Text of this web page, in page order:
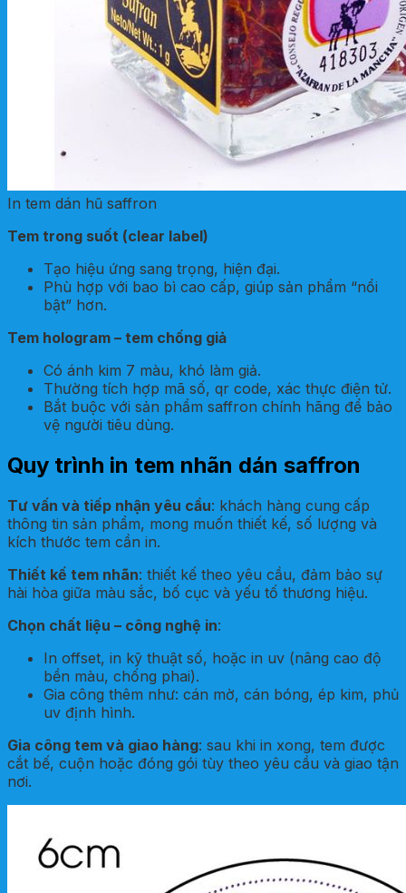
In tem dán hũ saffron
Tem trong suốt (clear label)
Tạo hiệu ứng sang trọng, hiện đại.
Phù hợp với bao bì cao cấp, giúp sản phẩm “nổi
bật” hơn.
Tem hologram – tem chống giả
Có ánh kim 7 màu, khó làm giả.
Thường tích hợp mã số, qr code, xác thực điện tử.
Bắt buộc với sản phẩm saffron chính hãng để bảo
vệ người tiêu dùng.
Quy trình in tem nhãn dán saffron
Tư vấn và tiếp nhận yêu cầu: khách hàng cung cấp
thông tin sản phẩm, mong muốn thiết kế, số lượng và
kích thước tem cần in.
Thiết kế tem nhãn: thiết kế theo yêu cầu, đảm bảo sự
hài hòa giữa màu sắc, bố cục và yếu tố thương hiệu.
Chọn chất liệu – công nghệ in:
In offset, in kỹ thuật số, hoặc in uv (nâng cao độ
bền màu, chống phai).
Gia công thêm như: cán mờ, cán bóng, ép kim, phủ
uv định hình.
Gia công tem và giao hàng: sau khi in xong, tem được
cắt bế, cuộn hoặc đóng gói tùy theo yêu cầu và giao tận
nơi.